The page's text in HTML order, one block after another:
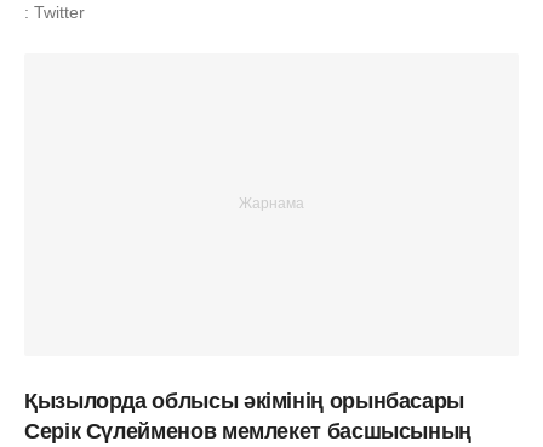
: Twitter
Қызылорда облысы әкімінің орынбасары
Серік Сүлейменов мемлекет басшысының